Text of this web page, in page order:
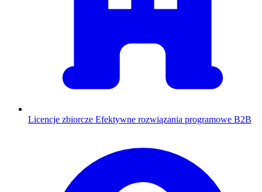
Licencje zbiorcze Efektywne rozwiązania programowe B2B